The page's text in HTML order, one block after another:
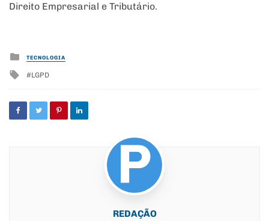
Direito Empresarial e Tributário.
Posted
in
TECNOLOGIA
Tagged
LGPD
REDAÇÃO